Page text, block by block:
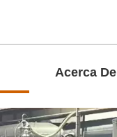
Acerca De